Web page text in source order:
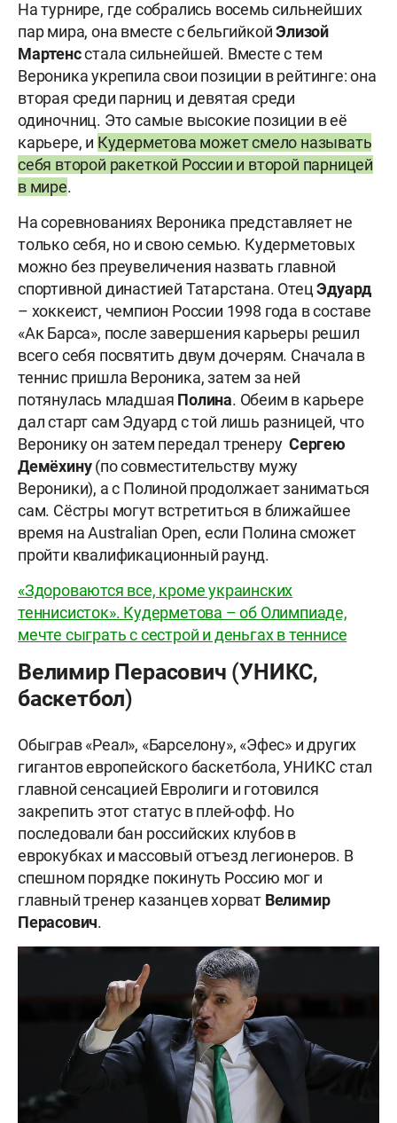
На турнире, где собрались восемь сильнейших
пар мира, она вместе с бельгийкойЭлизой
Мартенсстала сильнейшей. Вместе с тем
Вероника укрепила свои позиции в рейтинге: она
вторая среди парниц и девятая среди
одиночниц. Это самые высокие позиции в её
карьере, и Кудерметова может смело называть
себя второй ракеткой России и второй парницей
в мире.
На соревнованиях Вероника представляет не
только себя, но и свою семью. Кудерметовых
можно без преувеличения назвать главной
спортивной династией Татарстана. ОтецЭдуард
– хоккеист, чемпион России 1998 года в составе
«Ак Барса», после завершения карьеры решил
всего себя посвятить двум дочерям. Сначала в
теннис пришла Вероника, затем за ней
потянулась младшая Полина. Обеим в карьере
дал старт сам Эдуард с той лишь разницей, что
Веронику он затем передал тренеру Сергею
Демёхину(по совместительству мужу
Вероники), а с Полиной продолжает заниматься
сам. Сёстры могут встретиться в ближайшее
время на Australian Open, если Полина сможет
пройти квалификационный раунд.
«Здороваются все, кроме украинских
теннисисток». Кудерметова – об Олимпиаде,
мечте сыграть с сестрой и деньгах в теннисе
Велимир Перасович (УНИКС,
баскетбол)
Обыграв «Реал», «Барселону», «Эфес» и других
гигантов европейского баскетбола, УНИКС стал
главной сенсацией Евролиги и готовился
закрепить этот статус в плей-офф. Но
последовали бан российских клубов в
еврокубках и массовый отъезд легионеров. В
спешном порядке покинуть Россию мог и
главный тренер казанцев хорват Велимир
Перасович.